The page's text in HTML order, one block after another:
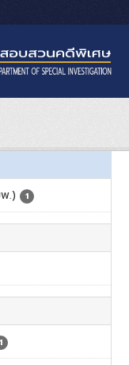
.)
1
1